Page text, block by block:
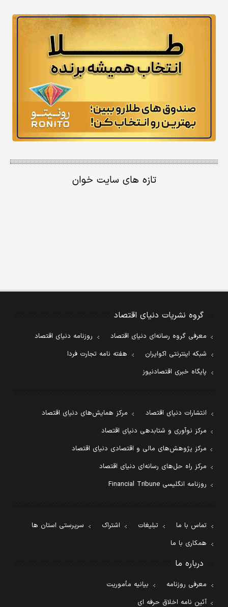
تازه های سایت خوان
گروه نشریات دنیای اقتصاد
معرفی گروه رسانه‌ای دنیای اقتصاد
روزنامه دنیای اقتصاد
شبکه اینترنتی اکوایران
هفته نامه تجارت فردا
پایگاه خبری اقتصادنیوز
انتشارات دنیای اقتصاد
مرکز همایش‌های دنیای اقتصاد
مرکز نوآوری و شتابدهی دنیای اقتصاد
مرکز پژوهش‌های مالی و اقتصادی دنیای اقتصاد
مرکز راه حل‌های رسانه‌ای دنیای اقتصاد
روزنامه انگلیسی Financial Tribune
تماس با ما تبلیغات اشتراک
سرپرستی استان ها
همکاری با ما
درباره ما
معرفی روزنامه
بیانیه مأموریت
آئین نامه اخلاق حرفه ای